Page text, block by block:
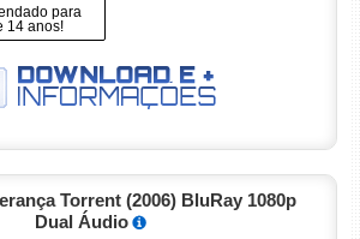
para
14 anos!
Torrent (2006) BluRay 1080p
Dual Áudio